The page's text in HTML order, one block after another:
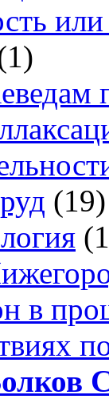
(19)
в